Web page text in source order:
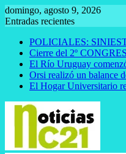
Saltar
al
domingo, agosto 9, 2026
Entradas recientes
POLICIALES:
Cierre del 2º
El Río Uruguay
Orsi realizó un balance
El Hogar Universitario